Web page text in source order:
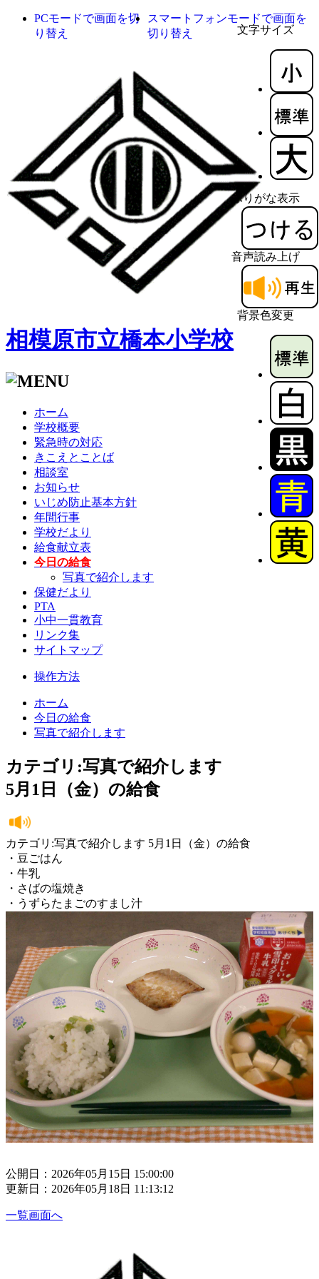
文字サイズ
ふりがな表示
音声読み上げ
背景色変更
PCモードで画面を切
り替え
スマートフォンモードで画面を
切り替え
相模原市立橋本小学校
ホーム
学校概要
緊急時の対応
きこえとことば
相談室
お知らせ
いじめ防止基本方針
年間行事
学校だより
給食献立表
今日の給食
写真で紹介します
保健だより
PTA
小中一貫教育
リンク集
サイトマップ
操作方法
ホーム
今日の給食
写真で紹介します
カテゴリ:写真で紹介します
5月1日（金）の給食
カテゴリ:写真で紹介します 5月1日（金）の給食
・豆ごはん
・牛乳
・さばの塩焼き
・うずらたまごのすまし汁
公開日：2026年05月15日 15:00:00
更新日：2026年05月18日 11:13:12
一覧画面へ